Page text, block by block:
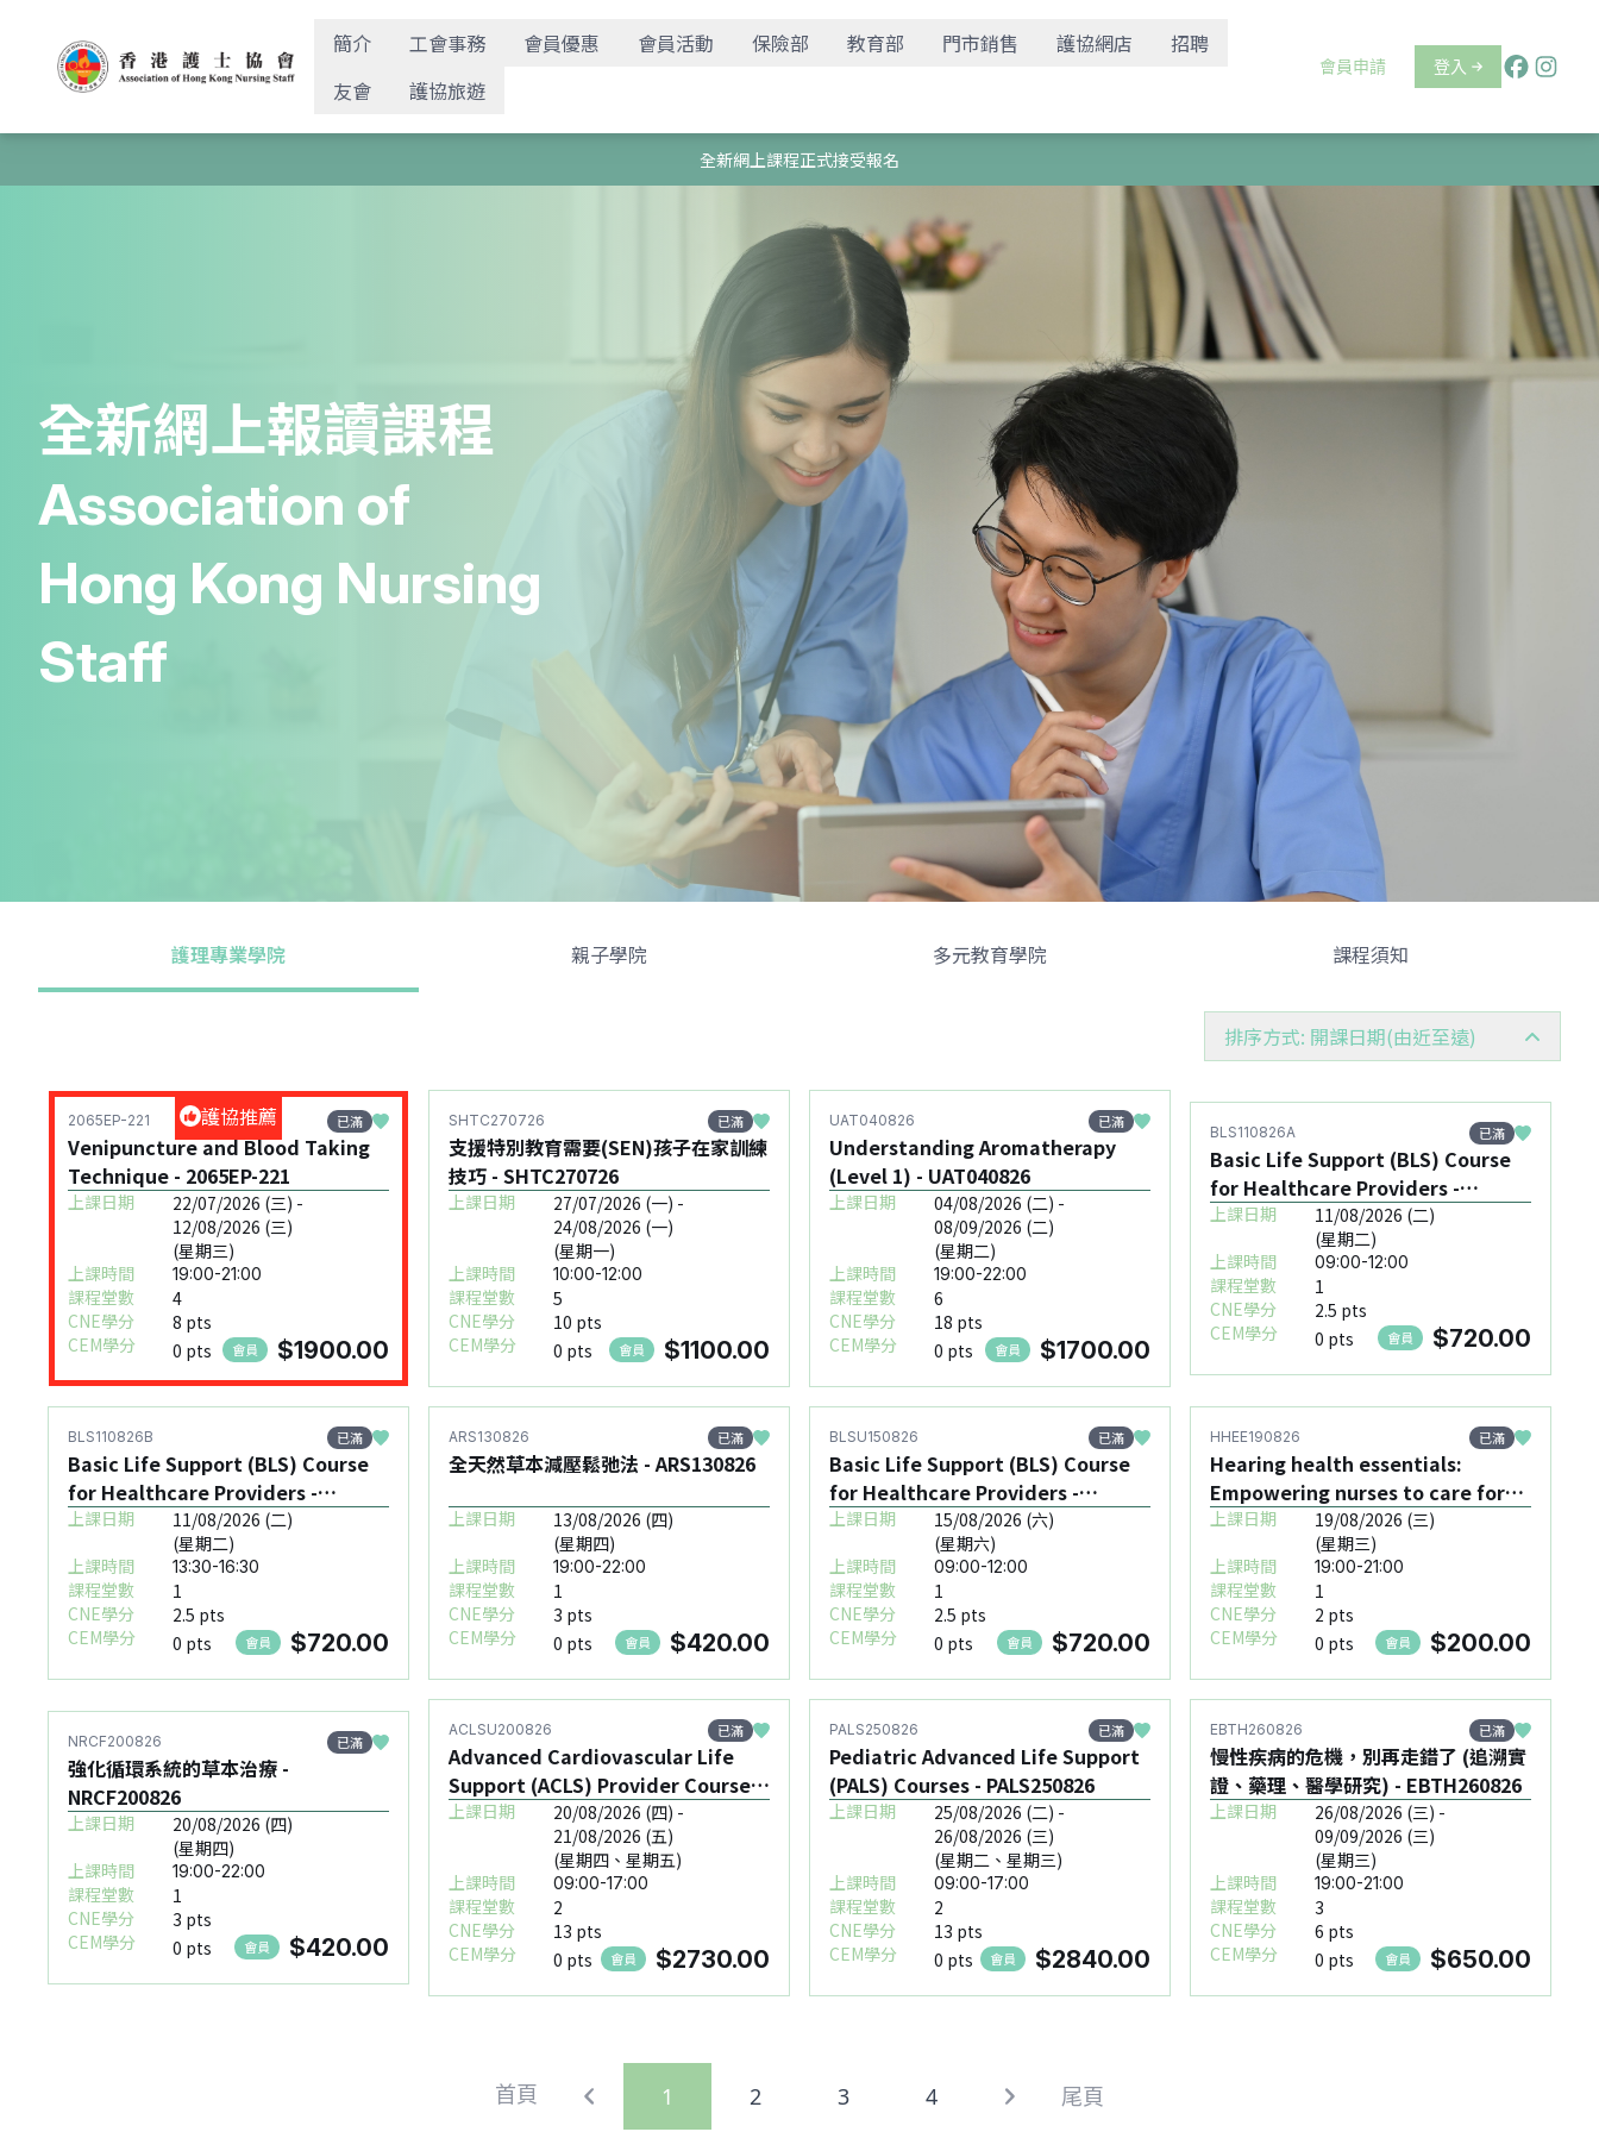
簡介 工會事務 會員優惠 會員活動 保險部 教育部 門市銷售 護協網店
招聘
友會
護協旅遊
會員申請 登入
全新網上課程正式接受報名
全新網上報讀課程
Association of
Hong Kong Nursing
Staff
護理專業學院 親子學院 多元教育學院 課程須知
排序方式: 開課日期(由近至遠)
2065EP-221 護協推薦 已滿
Venipuncture and Blood Taking
Technique - 2065EP-221
上課日期
22/07/2026 (三) -
12/08/2026 (三)
(星期三)
上課時間
19:00-21:00
課程堂數
4
CNE學分
8 pts
CEM學分
0 pts 會員 $1900.00
SHTC270726 已滿
支援特別教育需要(SEN)孩子在家訓練
技巧 - SHTC270726
上課日期
27/07/2026 (一) -
24/08/2026 (一)
(星期一)
上課時間
10:00-12:00
課程堂數
5
CNE學分
10 pts
CEM學分
0 pts 會員 $1100.00
UAT040826 已滿
Understanding Aromatherapy
(Level 1) - UAT040826
上課日期
04/08/2026 (二) -
08/09/2026 (二)
(星期二)
上課時間
19:00-22:00
課程堂數
6
CNE學分
18 pts
CEM學分
0 pts 會員 $1700.00
BLS110826A 已滿
Basic Life Support (BLS) Course
for Healthcare Providers -
BLS110826A
上課日期
11/08/2026 (二)
(星期二)
上課時間
09:00-12:00
課程堂數
1
CNE學分
2.5 pts
CEM學分
0 pts 會員 $720.00
BLS110826B 已滿
Basic Life Support (BLS) Course
for Healthcare Providers -
BLS110826B
上課日期
11/08/2026 (二)
(星期二)
上課時間
13:30-16:30
課程堂數
1
CNE學分
2.5 pts
CEM學分
0 pts 會員 $720.00
ARS130826 已滿
全天然草本減壓鬆弛法 - ARS130826
上課日期
13/08/2026 (四)
(星期四)
上課時間
19:00-22:00
課程堂數
1
CNE學分
3 pts
CEM學分
0 pts 會員 $420.00
BLSU150826 已滿
Basic Life Support (BLS) Course
for Healthcare Providers -
BLSU150826
上課日期
15/08/2026 (六)
(星期六)
上課時間
09:00-12:00
課程堂數
1
CNE學分
2.5 pts
CEM學分
0 pts 會員 $720.00
HHEE190826 已滿
Hearing health essentials:
Empowering nurses to care for
patients with hearing loss -
HHEE190826
上課日期
19/08/2026 (三)
(星期三)
上課時間
19:00-21:00
課程堂數
1
CNE學分
2 pts
CEM學分
0 pts 會員 $200.00
NRCF200826 已滿
強化循環系統的草本治療 -
NRCF200826
上課日期
20/08/2026 (四)
(星期四)
上課時間
19:00-22:00
課程堂數
1
CNE學分
3 pts
CEM學分
0 pts 會員 $420.00
ACLSU200826 已滿
Advanced Cardiovascular Life
Support (ACLS) Provider Course -
ACLSU200826
上課日期
20/08/2026 (四) -
21/08/2026 (五)
(星期四、星期五)
上課時間
09:00-17:00
課程堂數
2
CNE學分
13 pts
CEM學分
0 pts 會員 $2730.00
PALS250826 已滿
Pediatric Advanced Life Support
(PALS) Courses - PALS250826
上課日期
25/08/2026 (二) -
26/08/2026 (三)
(星期二、星期三)
上課時間
09:00-17:00
課程堂數
2
CNE學分
13 pts
CEM學分
0 pts 會員 $2840.00
EBTH260826 已滿
慢性疾病的危機，別再走錯了 (追溯實
證、藥理、醫學研究) - EBTH260826
上課日期
26/08/2026 (三) -
09/09/2026 (三)
(星期三)
上課時間
19:00-21:00
課程堂數
3
CNE學分
6 pts
CEM學分
0 pts 會員 $650.00
首頁 1 2 3 4 尾頁